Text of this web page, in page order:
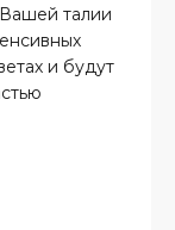
талии
и будут